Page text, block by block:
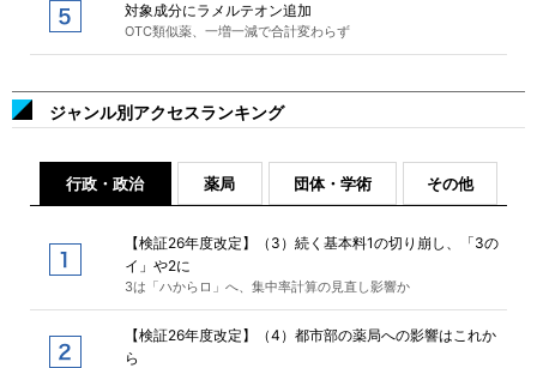
対象成分にラメルテオン追加
OTC類似薬、一増一減で合計変わらず
ジャンル別アクセスランキング
行政・政治 薬局 団体・学術 その他
【検証26年度改定】（3）続く基本料1の切り崩し、「3の
イ」や2に
3は「ハからロ」へ、集中率計算の見直し影響か
【検証26年度改定】（4）都市部の薬局への影響はこれか
ら